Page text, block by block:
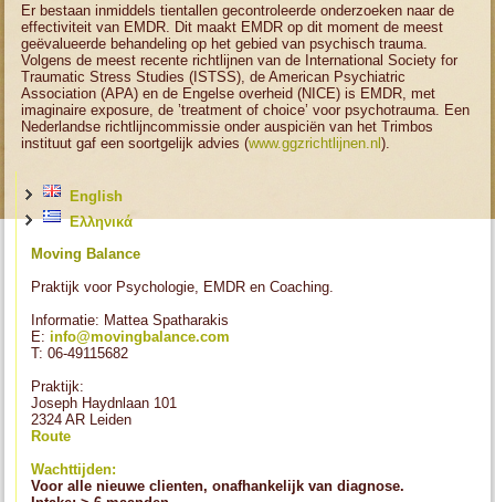
Er bestaan inmiddels tientallen gecontroleerde onderzoeken naar de
effectiviteit van EMDR. Dit maakt EMDR op dit moment de meest
geëvalueerde behandeling op het gebied van psychisch trauma.
Volgens de meest recente richtlijnen van de International Society for
Traumatic Stress Studies (ISTSS), de American Psychiatric
Association (APA) en de Engelse overheid (NICE) is EMDR, met
imaginaire exposure, de ’treatment of choice’ voor psychotrauma. Een
Nederlandse richtlijncommissie onder auspiciën van het Trimbos
instituut gaf een soortgelijk advies (www.ggzrichtlijnen.nl).
English
Ελληνικά
Moving Balance
Praktijk voor Psychologie, EMDR en Coaching.
Informatie: Mattea Spatharakis
E:info@movingbalance.com
T: 06-49115682
Praktijk:
Joseph Haydnlaan 101
2324 AR Leiden
Route
Wachttijden:
Voor alle nieuwe clienten, onafhankelijk van diagnose.